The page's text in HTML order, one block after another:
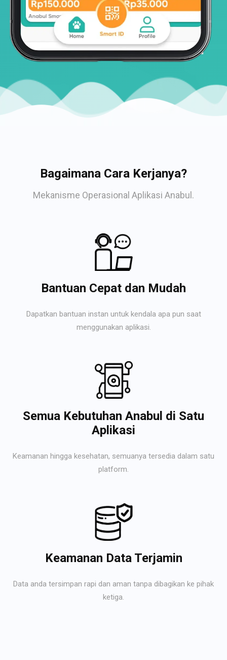
Bagaimana Cara Kerjanya?
Mekanisme Operasional Aplikasi Anabul.
Bantuan Cepat dan Mudah
Dapatkan bantuan instan untuk kendala apa pun saat
menggunakan aplikasi.
Semua Kebutuhan Anabul di Satu
Aplikasi
Keamanan hingga kesehatan, semuanya tersedia dalam satu
platform.
Keamanan Data Terjamin
Data anda tersimpan rapi dan aman tanpa dibagikan ke pihak
ketiga.